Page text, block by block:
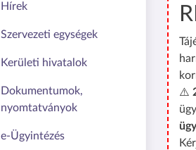
Hírek
Szervezeti egységek
Kerületi hivatalok
Dokumentumok,
nyomtatványok
e-Ügyintézés
⚠️